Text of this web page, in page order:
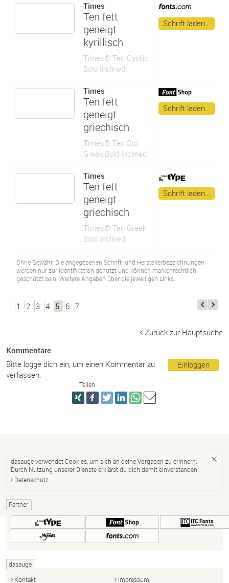
Times
Ten fett
geneigt
kyrillisch
Times® Ten Cyrillic
Bold Inclined
Schrift laden…
Times
Ten fett
geneigt
griechisch
Times® Ten Std
Greek Bold Inclined
Schrift laden…
Times
Ten fett
geneigt
griechisch
Times® Ten Greek
Bold Inclined
Schrift laden…
Ohne Gewähr. Die angegebenen Schrift- und Herstellerbezeichnungen
werden nur zur Identifikation genutzt und können markenrechtlich
geschützt sein. Weitere Angaben über die jeweiligen Links.
1 2 3 4 5 6 7
Zurück zur Hauptsuche
Kommentare
Einloggen
Bitte logge dich ein, um einen Kommentar zu
verfassen.
Teilen
dasauge verwendet Cookies, um sich an deine Vorgaben zu erinnern.
Durch Nutzung unserer Dienste erklärst du dich damit einverstanden.
Datenschutz
Partner
dasauge
Kontakt
Impressum